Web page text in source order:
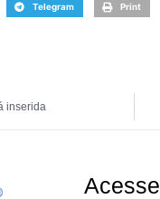
Telegram Print
inserida
Acesse